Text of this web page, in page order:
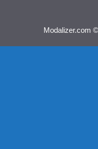
Modalizer.com